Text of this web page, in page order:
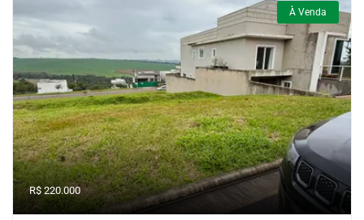
À Venda
R$ 220.000